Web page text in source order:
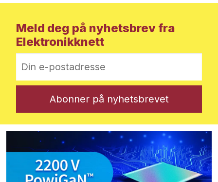
Meld deg på nyhetsbrev fra
Elektronikknett